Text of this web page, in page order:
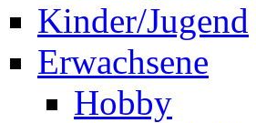
Kinder/Jugend
Erwachsene
Hobby